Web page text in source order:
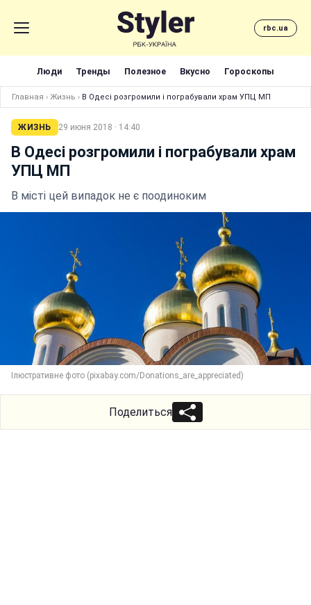
rbc.ua
Люди Тренды Полезное Вкусно Гороскопы
Главная › Жизнь › В Одесі розгромили і пограбували храм УПЦ МП
ЖИЗНЬ 29 июня 2018 · 14:40
В Одесі розгромили і пограбували храм
УПЦ МП
В місті цей випадок не є поодиноким
Ілюстративне фото (pixabay.com/Donations_are_appreciated)
Поделиться